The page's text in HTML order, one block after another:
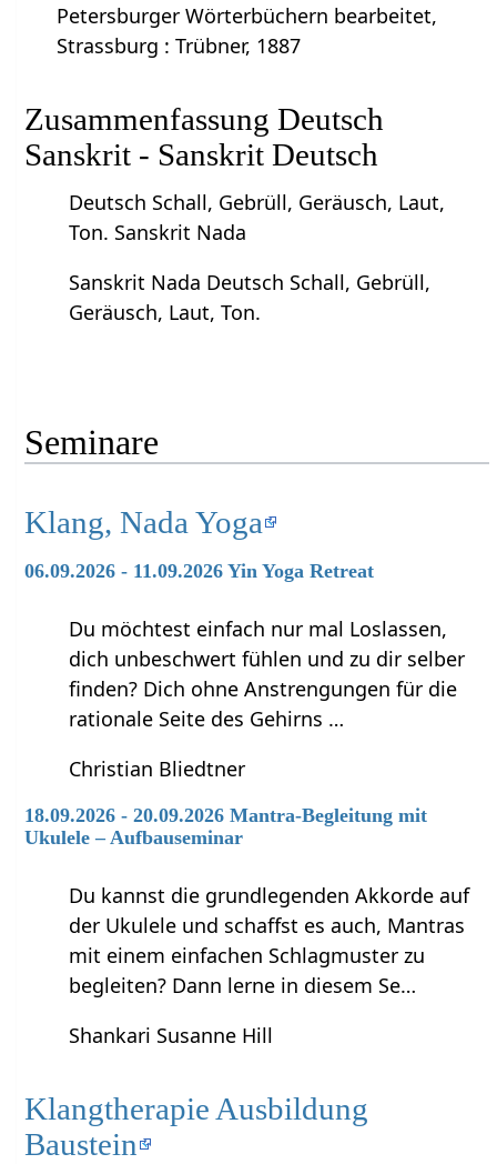
Petersburger Wörterbüchern bearbeitet,
Strassburg : Trübner, 1887
Zusammenfassung Deutsch
Sanskrit - Sanskrit Deutsch
Deutsch Schall, Gebrüll, Geräusch, Laut,
Ton. Sanskrit Nada
Sanskrit Nada Deutsch Schall, Gebrüll,
Geräusch, Laut, Ton.
Seminare
Klang, Nada Yoga
06.09.2026 - 11.09.2026 Yin Yoga Retreat
Du möchtest einfach nur mal Loslassen,
dich unbeschwert fühlen und zu dir selber
finden? Dich ohne Anstrengungen für die
rationale Seite des Gehirns …
Christian Bliedtner
18.09.2026 - 20.09.2026 Mantra-Begleitung mit
Ukulele – Aufbauseminar
Du kannst die grundlegenden Akkorde auf
der Ukulele und schaffst es auch, Mantras
mit einem einfachen Schlagmuster zu
begleiten? Dann lerne in diesem Se…
Shankari Susanne Hill
Klangtherapie Ausbildung
Baustein